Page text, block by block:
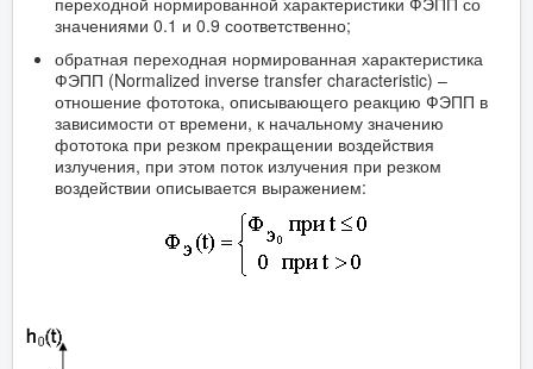
значениями 0.1 и 0.9 соответственно;
обратная переходная нормированная характеристика
ФЭПП (Normalized inverse transfer characteristic) –
отношение фототока, описывающего реакцию ФЭПП в
зависимости от времени, к начальному значению
фототока при резком прекращении воздействия
излучения, при этом поток излучения при резком
воздействии описывается выражением: